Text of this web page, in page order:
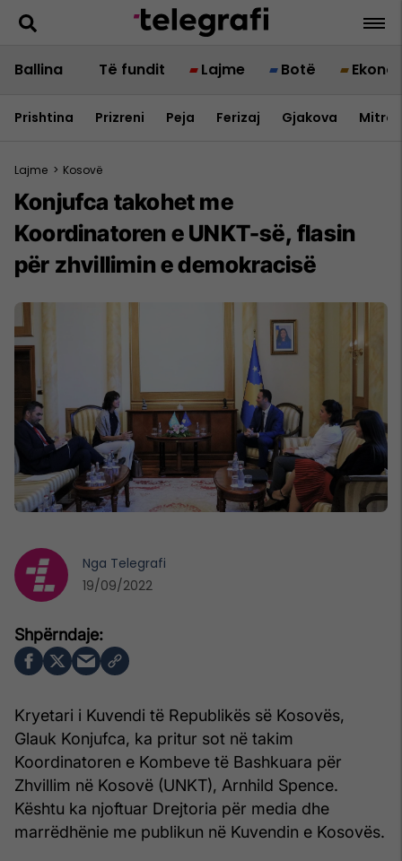
Ballina Të fundit Lajme Botë
Prishtina Prizreni Peja Ferizaj Gjakova
Lajme > Kosovë
​Konjufca takohet me
Koordinatoren e UNKT-së, flasin
për zhvillimin e demokracisë
Kryetari i Kuvendi të Republikës së Kosovës,
Glauk Konjufca, ka pritur sot në takim
Koordinatoren e Kombeve të Bashkuara për
Zhvillim në Kosovë (UNKT), Arnhild Spence.
Kështu ka njoftuar Drejtoria për media dhe
marrëdhënie me publikun në Kuvendin e Kosovës.
Nga Telegrafi
19/09/2022